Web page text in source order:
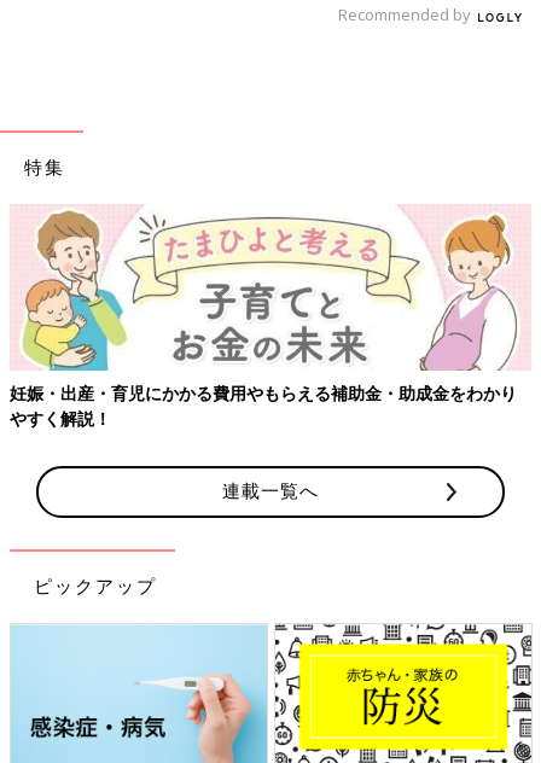
Recommended by
特集
妊娠・出産・育児にかかる費用やもらえる補助金・助成金をわかり
やすく解説！
連載一覧へ
ピックアップ